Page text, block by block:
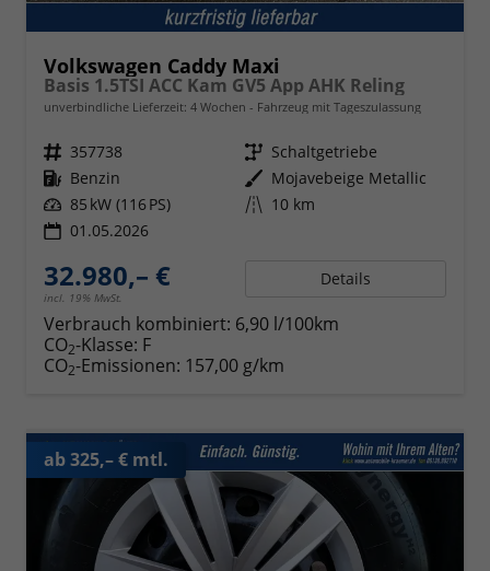
Volkswagen Caddy Maxi
Basis 1.5TSI ACC Kam GV5 App AHK Reling
unverbindliche Lieferzeit: 4 Wochen Fahrzeug mit Tageszulassung
Fahrzeugnr. 357738 Getriebe Schaltgetriebe
Kraftstoff Benzin Außenfarbe Mojavebeige Metallic
Leistung 85 kW (116 PS) Kilometerstand 10 km
01.05.2026
32.980,– €
incl. 19% MwSt.
Details
Verbrauch kombiniert: 6,90 l/100km
CO2-Klasse: F
CO2-Emissionen: 157,00 g/km
ab 325,– € mtl.